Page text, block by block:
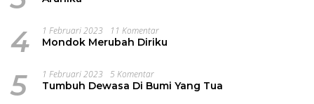
4 1 Februari 2023 11 Komentar
Mondok Merubah Diriku
5 1 Februari 2023 5 Komentar
Tumbuh Dewasa Di Bumi Yang Tua